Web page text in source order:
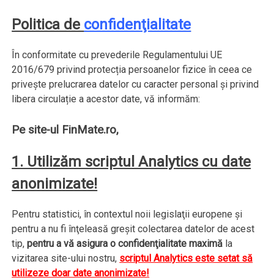
Politica de confidenţialitate
În conformitate cu prevederile Regulamentului UE
2016/679 privind protecția persoanelor fizice în ceea ce
privește prelucrarea datelor cu caracter personal și privind
libera circulație a acestor date, vă informăm:
Pe site-ul FinMate.ro,
1. Utilizăm scriptul Analytics cu date
anonimizate!
Pentru statistici, în contextul noii legislaţii europene şi
pentru a nu fi înţeleasă greşit colectarea datelor de acest
tip,pentru a vă asigura o confidenţialitate maximă la
vizitarea site-ului nostru, scriptul Analytics este setat să
utilizeze doar date anonimizate!